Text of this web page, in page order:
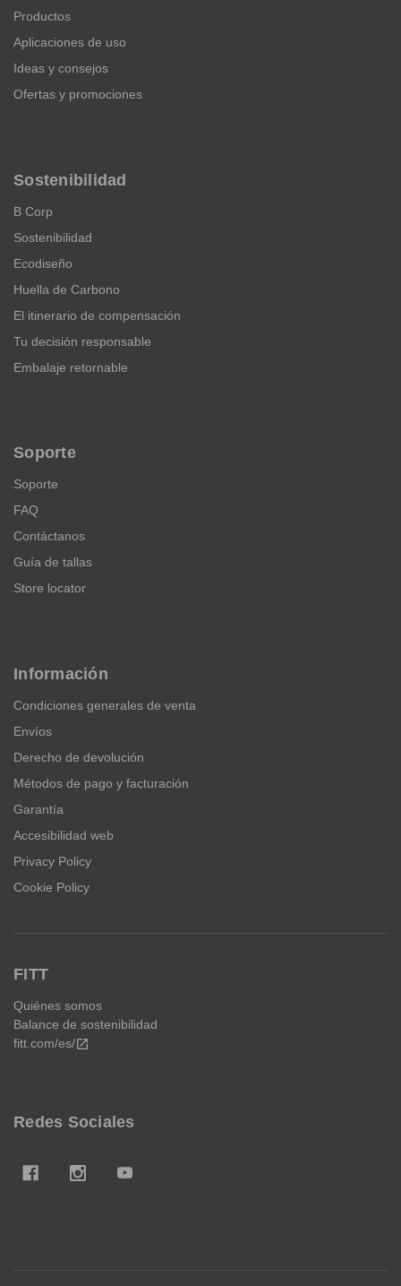
Productos
Aplicaciones de uso
Ideas y consejos
Ofertas y promociones
Sostenibilidad
B Corp
Sostenibilidad
Ecodiseño
Huella de Carbono
El itinerario de compensación
Tu decisión responsable
Embalaje retornable
Soporte
Soporte
FAQ
Contáctanos
Guía de tallas
Store locator
Información
Condiciones generales de venta
Envíos
Derecho de devolución
Métodos de pago y facturación
Garantía
Accesibilidad web
Privacy Policy
Cookie Policy
FITT
Quiénes somos
Balance de sostenibilidad
fitt.com/es/open_in_new
Redes Sociales